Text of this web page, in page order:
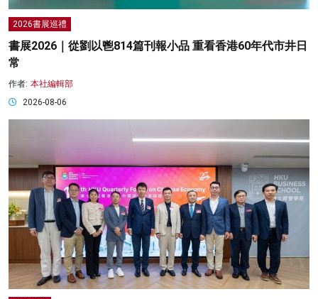
2026書展巡禮
書展2026｜從劉以鬯814篇刊報小品 重看香港60年代市井日
常
作者: 本社編輯部
2026-08-06